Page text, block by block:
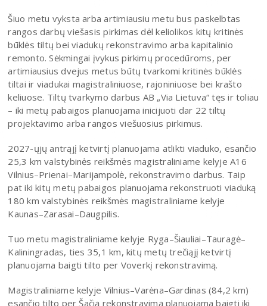
Šiuo metu vyksta arba artimiausiu metu bus paskelbtas
rangos darbų viešasis pirkimas dėl keliolikos kitų kritinės
būklės tiltų bei viadukų rekonstravimo arba kapitalinio
remonto. Sėkmingai įvykus pirkimų procedūroms, per
artimiausius dvejus metus būtų tvarkomi kritinės būklės
tiltai ir viadukai magistraliniuose, rajoniniuose bei krašto
keliuose. Tiltų tvarkymo darbus AB „Via Lietuva“ tęs ir toliau
– iki metų pabaigos planuojama inicijuoti dar 22 tiltų
projektavimo arba rangos viešuosius pirkimus.
2027-ųjų antrąjį ketvirtį planuojama atlikti viaduko, esančio
25,3 km valstybinės reikšmės magistraliniame kelyje A16
Vilnius–Prienai–Marijampolė, rekonstravimo darbus. Taip
pat iki kitų metų pabaigos planuojama rekonstruoti viaduką
180 km valstybinės reikšmės magistraliniame kelyje
Kaunas–Zarasai–Daugpilis.
Tuo metu magistraliniame kelyje Ryga–Šiauliai–Tauragė–
Kaliningradas, ties 35,1 km, kitų metų trečiąjį ketvirtį
planuojama baigti tilto per Voverkį rekonstravimą.
Magistraliniame kelyje Vilnius–Varėna–Gardinas (84,2 km)
esančio tilto per Šačią rekonstravimą planuojama baigti iki